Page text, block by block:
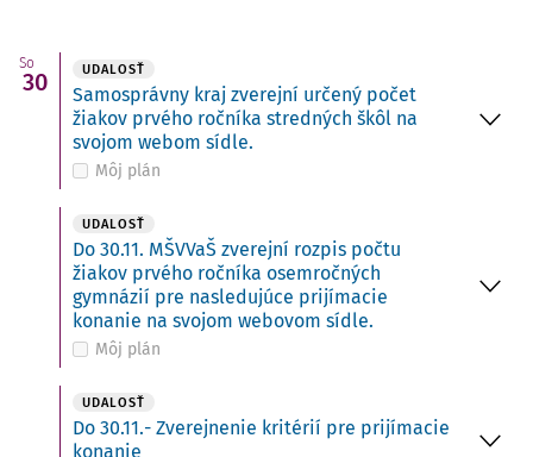
So
30 UDALOSŤ
Samosprávny kraj zverejní určený počet
žiakov prvého ročníka stredných škôl na
svojom webom sídle.
Môj plán
UDALOSŤ
Do 30.11. MŠVVaŠ zverejní rozpis počtu
žiakov prvého ročníka osemročných
gymnázií pre nasledujúce prijímacie
konanie na svojom webovom sídle.
Môj plán
UDALOSŤ
Do 30.11.- Zverejnenie kritérií pre prijímacie
konanie